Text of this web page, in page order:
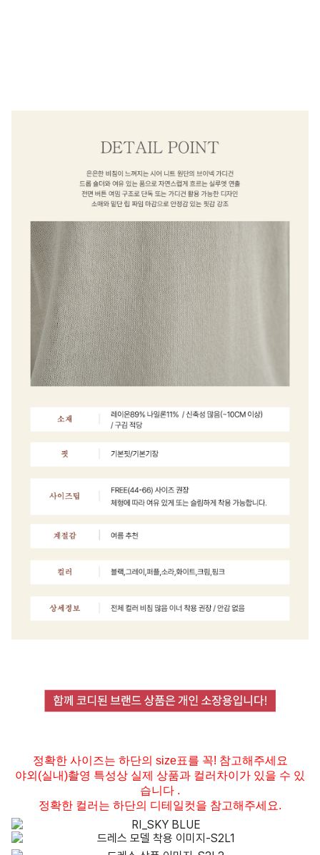
정확한 사이즈는 하단의 size표를 꼭! 참고해주세요
야외(실내)촬영 특성상 실제 상품과 컬러차이가 있을 수 있
습니다 .
정확한 컬러는 하단의 디테일컷을 참고해주세요.